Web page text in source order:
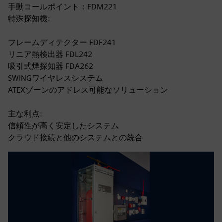
手動コールポイント：FDM221
特殊探知機:
フレームディテクター FDF241
リニア熱検出器 FDL242
吸引式煙探知器 FDA262
SWINGワイヤレスシステム
ATEXゾーンのアドレス可能なソリューション
主な利点:
信頼性が高く安定したシステム
クラウド接続と他のシステムとの統合